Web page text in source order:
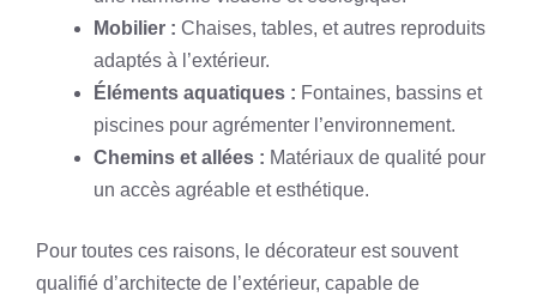
Mobilier : Chaises, tables, et autres reproduits
adaptés à l’extérieur.
Éléments aquatiques : Fontaines, bassins et
piscines pour agrémenter l’environnement.
Chemins et allées : Matériaux de qualité pour
un accès agréable et esthétique.
Pour toutes ces raisons, le décorateur est souvent
qualifié d’architecte de l’extérieur, capable de